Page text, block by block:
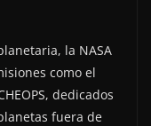
la NASA
como el
dedicados
fuera de